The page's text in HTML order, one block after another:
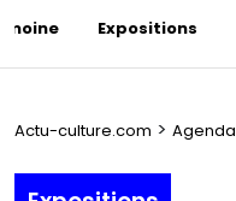
Expositions
Actu-culture.com > Agenda